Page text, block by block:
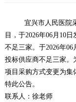
宜兴市人民医院
目，于2026年06月 10 日
不足三家。于2026年06
投标供应商不足三家。
项目采购方式变更为集
特此公告。
联系人：徐老师